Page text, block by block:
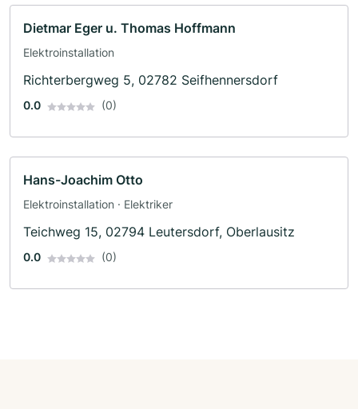
Dietmar Eger u. Thomas Hoffmann
Elektroinstallation
Richterbergweg 5, 02782 Seifhennersdorf
0.0 (0)
Hans-Joachim Otto
Elektroinstallation · Elektriker
Teichweg 15, 02794 Leutersdorf, Oberlausitz
0.0 (0)